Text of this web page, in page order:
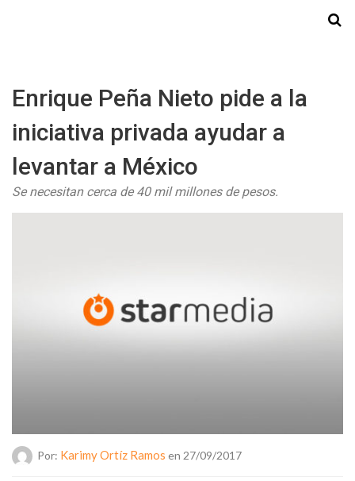
Enrique Peña Nieto pide a la
iniciativa privada ayudar a
levantar a México
Se necesitan cerca de 40 mil millones de pesos.
Por: Karimy Ortíz Ramos en 27/09/2017